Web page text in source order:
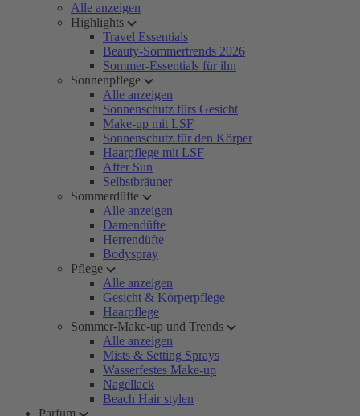
Alle anzeigen
Highlights
Travel Essentials
Beauty-Sommertrends 2026
Sommer-Essentials für ihn
Sonnenpflege
Alle anzeigen
Sonnenschutz fürs Gesicht
Make-up mit LSF
Sonnenschutz für den Körper
Haarpflege mit LSF
After Sun
Selbstbräuner
Sommerdüfte
Alle anzeigen
Damendüfte
Herrendüfte
Bodyspray
Pflege
Alle anzeigen
Gesicht & Körperpflege
Haarpflege
Sommer-Make-up und Trends
Alle anzeigen
Mists & Setting Sprays
Wasserfestes Make-up
Nagellack
Beach Hair stylen
Parfum